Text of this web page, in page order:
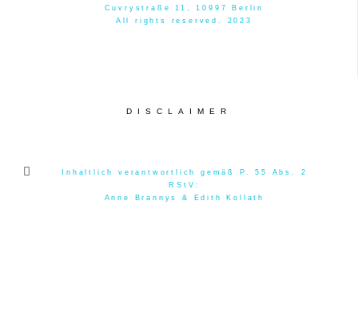
Cuvrystraße 11, 10997 Berlin
All rights reserved. 2023
DISCLAIMER
Inhaltlich verantwortlich gemäß P. 55 Abs. 2
RStV:
Anne Brannys & Edith Kollath